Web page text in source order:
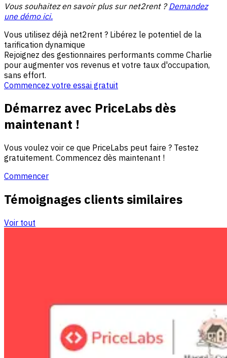
Vous souhaitez en savoir plus sur net2rent ?Demandez
une démo ici.
Vous utilisez déjà net2rent ? Libérez le potentiel de la
tarification dynamique
Rejoignez des gestionnaires performants comme Charlie
pour augmenter vos revenus et votre taux d'occupation,
sans effort.
Commencez votre essai gratuit
Démarrez avec PriceLabs dès
maintenant !
Vous voulez voir ce que PriceLabs peut faire ? Testez
gratuitement. Commencez dès maintenant !
Commencer
Témoignages clients similaires
Voir tout